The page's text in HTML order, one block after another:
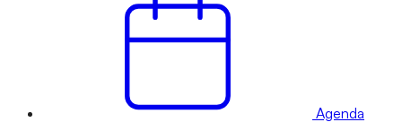
Agenda